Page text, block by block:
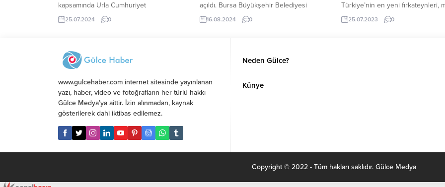
kapsamında Urla Cumhuriyet
Meydanında yapılan basın açıklamasında
Lozan Barış Antlaşmasının cephede
25.07.2024 0
açıldı. Bursa Büyükşehir Belediyesi
tarafından hayat bulan projenin açılış
gecesinde, astronomi meraklıları
buldu. Bu alanla birlikte İnegöl astronomi
turizminde de adını listenin en üst
sıralarına yazdırmış oldu.
16.08.2024 0
Türkiye’nin en yeni fırkateynleri,
gaz türbini kapsülleriyle
Marine, TAIS OG-STM İş Ortaklığı
25.07.2023 0
www.gulcehaber.com internet sitesinde yayınlanan
yazı, haber, video ve fotoğrafların her türlü hakkı
Gülce Medya’ya aittir. İzin alınmadan, kaynak
gösterilerek dahi iktibas edilemez.
Neden Gülce?
Künye
Copyright © 2022 - Tüm hakları saklıdır. Gülce Medya